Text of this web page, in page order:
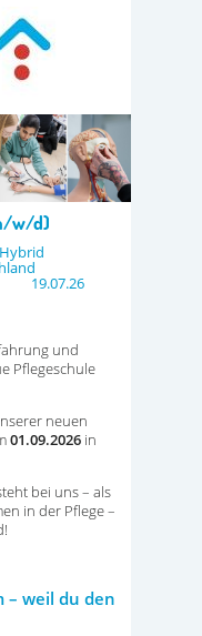
w/d)
Hybrid
19.07.26
und
Pflegeschule
neuen
01.09.2026in
bei uns – als
in der Pflege –
– weil du den